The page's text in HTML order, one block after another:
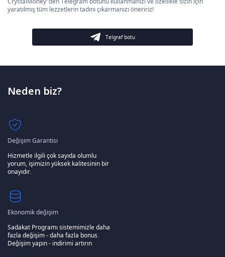
yaratılmış tüm lezzetlerin tadını çıkarmanızı öneririz!
Telgraf botu
Neden biz?
Değişim Garantisi
Hizmetle ilgili çok sayıda olumlu
yorum, işimizin yüksek kalitesinin bir
onayıdır.
Ekonomik değişim
Sadakat Programı sistemimizle daha
fazla değişim - daha fazla bonus.
Değişim yapın - indirimi artırın